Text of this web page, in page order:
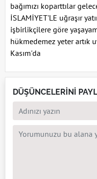
bağımızı koparttılar
İSLAMİYET'LE uğraşır
işbirlikçilere göre
hükmedemez yeter artık
Kasım'da
DÜŞÜNCELERİNİ